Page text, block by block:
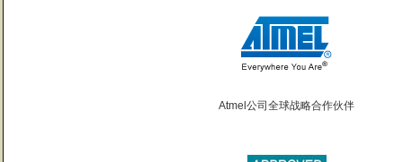
Atmel公司全球战略合作伙伴